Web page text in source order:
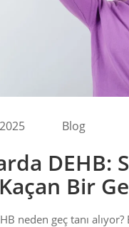
Blog
DEHB:
Bir
neden geç tanı